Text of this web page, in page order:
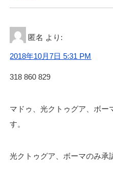
匿名 より:
2018年10月7日 5:31 PM
318 860 829
マドゥ、光クトゥグア、ボー
す。
光クトゥグア、ボーマのみ承